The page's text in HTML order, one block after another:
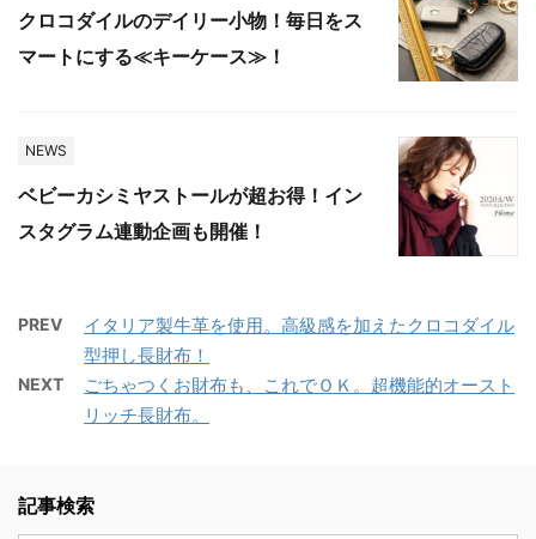
クロコダイルのデイリー小物！毎日をス
マートにする≪キーケース≫！
NEWS
ベビーカシミヤストールが超お得！イン
スタグラム連動企画も開催！
PREV
イタリア製牛革を使用。高級感を加えたクロコダイル
型押し長財布！
NEXT
ごちゃつくお財布も、これでＯＫ。超機能的オースト
リッチ長財布。
記事検索